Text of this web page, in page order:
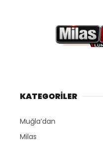
KATEGORİLER
Muğla’dan
Milas